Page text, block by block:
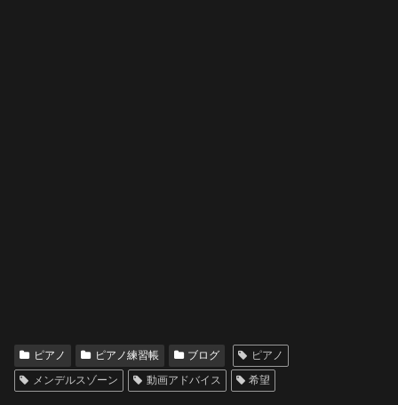
ピアノ ピアノ練習帳 ブログ
ピアノ
メンデルスゾーン
動画アドバイス 希望